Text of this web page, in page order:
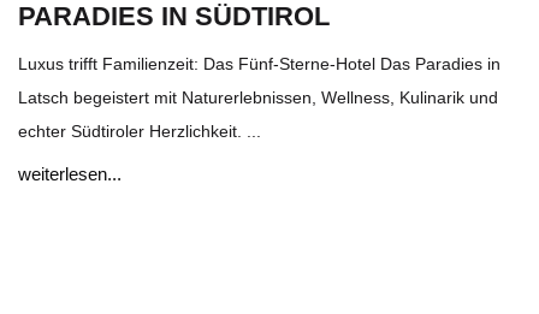
PARADIES IN SÜDTIROL
Luxus trifft Familienzeit: Das Fünf-Sterne-Hotel Das Paradies in
Latsch begeistert mit Naturerlebnissen, Wellness, Kulinarik und
echter Südtiroler Herzlichkeit. ...
weiterlesen...